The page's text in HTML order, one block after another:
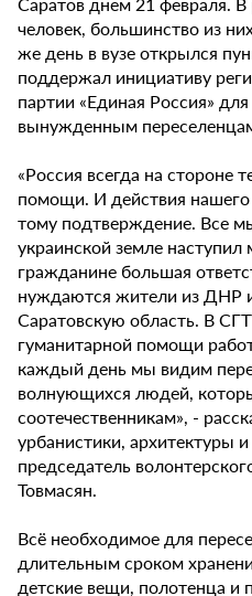
человек, большинство из
же день в вузе открылся
поддержал инициативу
партии «Единая Россия»
вынужденным
«Россия всегда на стороне
помощи. И действия
тому подтверждение. Все
украинской земле
гражданине большая
нуждаются жители из ДНР
Саратовскую область. В
гуманитарной помощи
каждый день мы видим
волнующихся людей,
соотечественникам», -
урбанистики, архитектуры
председатель
Товмасян.
Всё необходимое для
длительным сроком
детские вещи, полотенца и